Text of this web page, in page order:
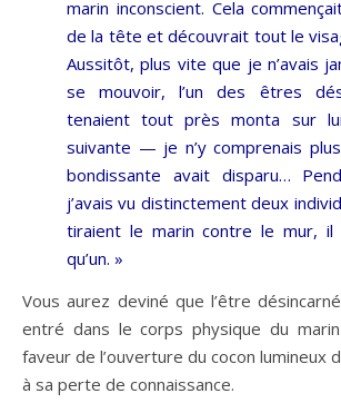
marin inconscient. Cela
de la tête et découvrait tout le
Aussitôt, plus vite que je n’avais
se mouvoir, l’un des êtres
tenaient tout près monta sur
suivante — je n’y comprenais
bondissante avait disparu…
j’avais vu distinctement deux
tiraient le marin contre le mur, il
qu’un. »
Vous aurez deviné que l’être
entré dans le corps physique du
faveur de l’ouverture du cocon lumineux
à sa perte de connaissance.